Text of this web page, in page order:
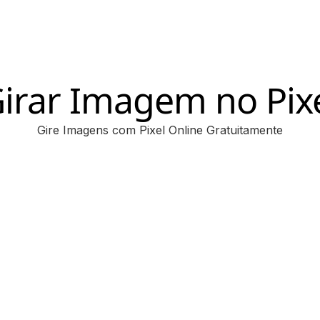
Imagem no
Gire Imagens com Pixel Online Gratuitamente